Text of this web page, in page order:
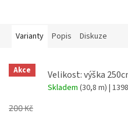
Varianty Popis Diskuze
Akce Velikost: výška
Skladem (30,8 m) |
200 Kč